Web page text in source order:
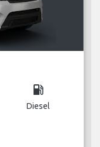
local_gas_station
Diesel